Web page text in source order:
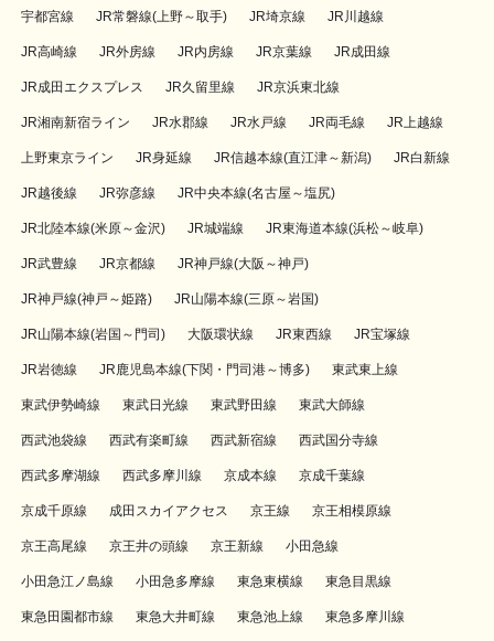
宇都宮線 JR常磐線(上野～取手) JR埼京線 JR川越線
JR高崎線 JR外房線 JR内房線 JR京葉線 JR成田線
JR成田エクスプレス JR久留里線 JR京浜東北線
JR湘南新宿ライン JR水郡線 JR水戸線 JR両毛線 JR上越線
上野東京ライン JR身延線 JR信越本線(直江津～新潟) JR白新線
JR越後線 JR弥彦線 JR中央本線(名古屋～塩尻)
JR北陸本線(米原～金沢) JR城端線 JR東海道本線(浜松～岐阜)
JR武豊線 JR京都線 JR神戸線(大阪～神戸)
JR神戸線(神戸～姫路) JR山陽本線(三原～岩国)
JR山陽本線(岩国～門司) 大阪環状線 JR東西線 JR宝塚線
JR岩徳線 JR鹿児島本線(下関・門司港～博多) 東武東上線
東武伊勢崎線 東武日光線 東武野田線 東武大師線
西武池袋線 西武有楽町線 西武新宿線 西武国分寺線
西武多摩湖線 西武多摩川線 京成本線 京成千葉線
京成千原線 成田スカイアクセス 京王線 京王相模原線
京王高尾線 京王井の頭線 京王新線 小田急線
小田急江ノ島線 小田急多摩線 東急東横線 東急目黒線
東急田園都市線 東急大井町線 東急池上線 東急多摩川線